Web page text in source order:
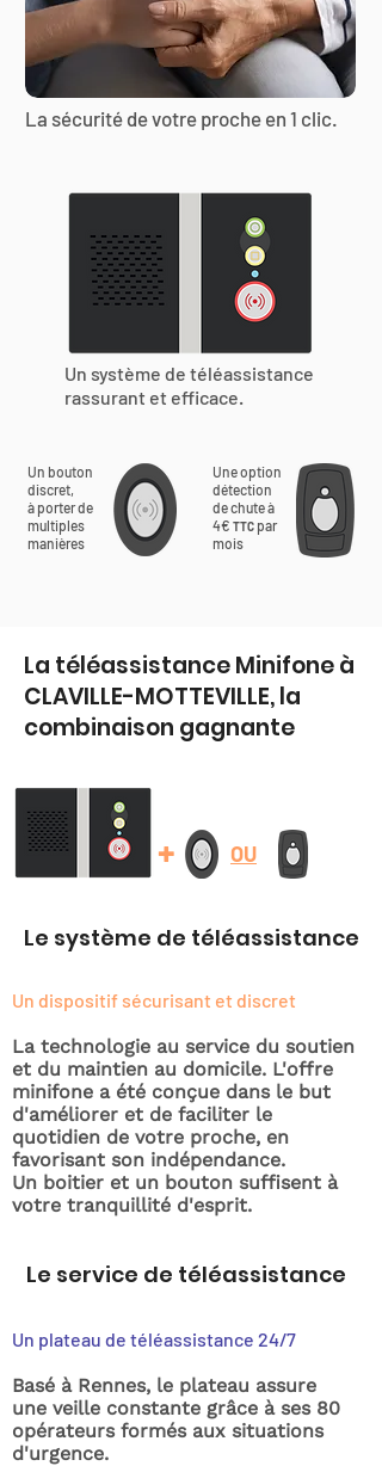
La sécurité de votre proche en 1 clic.
Un système de téléassistance
rassurant et efficace.
Un bouton
discret,
à porter de
multiples
manières
Une option
détection
de chute à
4€ TTC par
mois
La téléassistance Minifone à
CLAVILLE-MOTTEVILLE, la
combinaison gagnante
+ OU
Le système de téléassistance
Un dispositif sécurisant et discret
La technologie au service du soutien
et du maintien au domicile. L'offre
minifone a été conçue dans le but
d'améliorer et de faciliter le
quotidien de votre proche, en
favorisant son indépendance.
Un boitier et un bouton suffisent à
votre tranquillité d'esprit.
Le service de téléassistance
Un plateau de téléassistance 24/7
Basé à Rennes, le plateau assure
une veille constante grâce à ses 80
opérateurs formés aux situations
d'urgence.